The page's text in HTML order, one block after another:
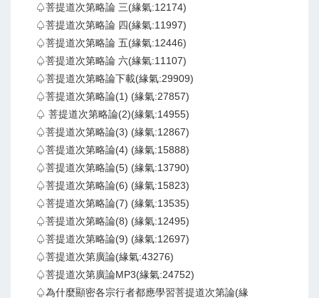
♤菩提道次第略論 三(緣氣:12174)
♤菩提道次第略論 四(緣氣:11997)
♤菩提道次第略論 五(緣氣:12446)
♤菩提道次第略論 六(緣氣:11107)
♤菩提道次第略論下載(緣氣:29909)
♤菩提道次第略論(1) (緣氣:27857)
♤ 菩提道次第略論(2)(緣氣:14955)
♤菩提道次第略論(3) (緣氣:12867)
♤菩提道次第略論(4) (緣氣:15888)
♤菩提道次第略論(5) (緣氣:13790)
♤菩提道次第略論(6) (緣氣:15823)
♤菩提道次第略論(7) (緣氣:13535)
♤菩提道次第略論(8) (緣氣:12495)
♤菩提道次第略論(9) (緣氣:12697)
♤菩提道次第廣論(緣氣:43276)
♤菩提道次第廣論MP3(緣氣:24752)
♤為什麼顯密各宗行者都應學習菩提道次第論(緣